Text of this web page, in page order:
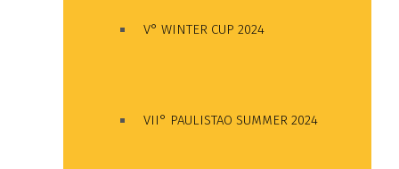
V° WINTER CUP 2024
VII° PAULISTAO SUMMER 2024